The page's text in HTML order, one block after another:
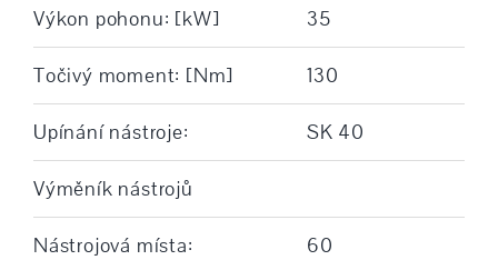
Výkon pohonu: [kW] 35
Točivý moment: [Nm] 130
Upínání nástroje: SK 40
Výměník nástrojů
Nástrojová místa: 60